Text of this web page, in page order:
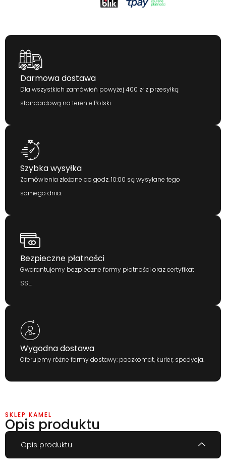
Darmowa dostawa
Dla wszystkich zamówień powyżej 400 zł z przesyłką
standardową na terenie Polski.
Szybka wysyłka
Zamówienia złożone do godz. 10:00 są wysyłane tego
samego dnia.
Bezpieczne płatności
Gwarantujemy bezpieczne formy płatności oraz certyfikat
SSL.
Wygodna dostawa
Oferujemy różne formy dostawy: paczkomat, kurier, spedycja.
SKLEP KAMEL
Opis produktu
Opis produktu